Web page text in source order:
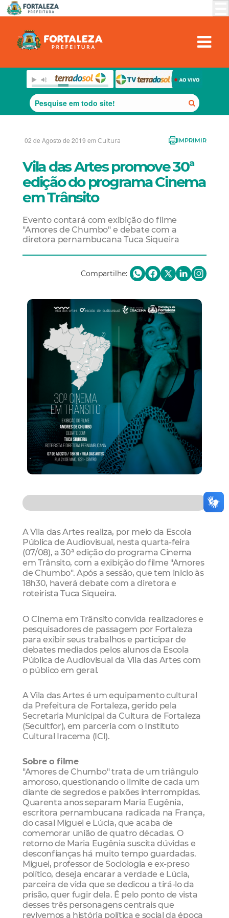
02 de Agosto de 2019 em Cultura IMPRIMIR
Vila das Artes promove 30ª
edição do programa Cinema
em Trânsito
Evento contará com exibição do filme
"Amores de Chumbo" e debate com a
diretora pernambucana Tuca Siqueira
Compartilhe:
A Vila das Artes realiza, por meio da Escola
Pública de Audiovisual, nesta quarta-feira
(07/08), a 30ª edição do programa Cinema
em Trânsito, com a exibição do filme "Amores
de Chumbo". Após a sessão, que tem inicio às
18h30, haverá debate com a diretora e
roteirista Tuca Siqueira.
O Cinema em Trânsito convida realizadores e
pesquisadores de passagem por Fortaleza
para exibir seus trabalhos e participar de
debates mediados pelos alunos da Escola
Pública de Audiovisual da Vila das Artes com
o público em geral.
A Vila das Artes é um equipamento cultural
da Prefeitura de Fortaleza, gerido pela
Secretaria Municipal da Cultura de Fortaleza
(Secultfor), em parceria com o Instituto
Cultural Iracema (ICI).
Sobre o filme
"Amores de Chumbo" trata de um triângulo
amoroso, questionando o limite de cada um
diante de segredos e paixões interrompidas.
Quarenta anos separam Maria Eugênia,
escritora pernambucana radicada na França,
do casal Miguel e Lúcia, que acaba de
comemorar união de quatro décadas. O
retorno de Maria Eugênia suscita dúvidas e
desconfianças há muito tempo guardadas.
Miguel, professor de Sociologia e ex-preso
político, deseja encarar a verdade e Lúcia,
parceira de vida que se dedicou a tirá-lo da
prisão, quer fugir dela. É pelo ponto de vista
desses três personagens centrais que
revivemos a história política e social da época